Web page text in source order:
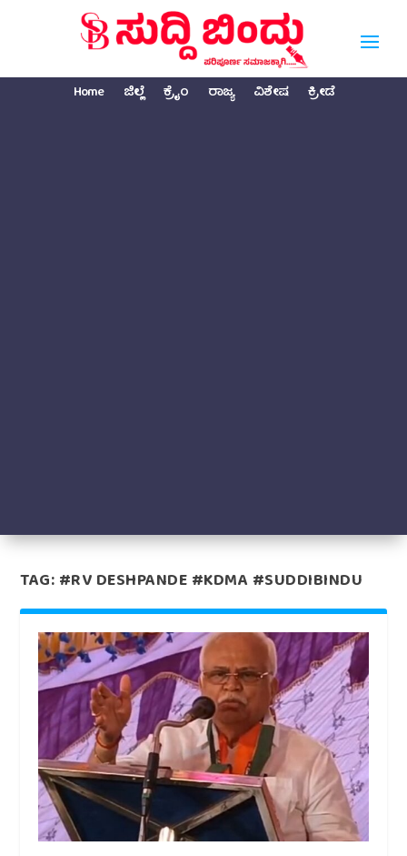
Home ಜಿಲ್ಲೆ ಕ್ರೈಂ ರಾಜ್ಯ ವಿಶೇಷ ಕ್ರೀಡೆ
TAG:#RV DESHPANDE #KDMA #SUDDIBINDU